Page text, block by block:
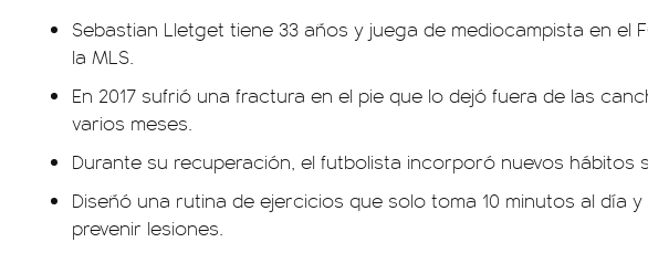
Sebastian Lletget tiene 33 años y juega de mediocampista en el
la MLS.
En 2017 sufrió una fractura en el pie que lo dejó fuera de las
varios meses.
Durante su recuperación, el futbolista incorporó nuevos hábitos
Diseñó una rutina de ejercicios que solo toma 10 minutos al día
prevenir lesiones.